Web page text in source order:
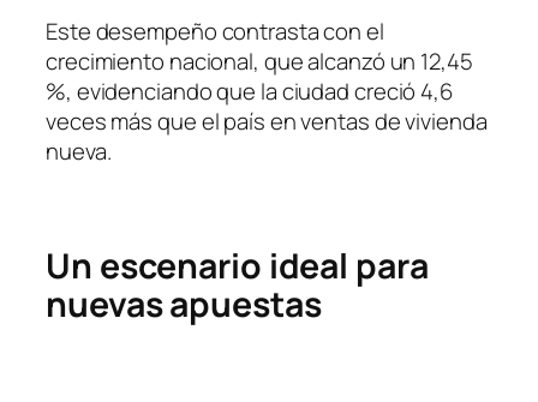
Este desempeño contrasta con el
crecimiento nacional, que alcanzó un 12,45
%, evidenciando que la ciudad creció 4,6
veces más que el país en ventas de vivienda
nueva.
Un escenario ideal para
nuevas apuestas